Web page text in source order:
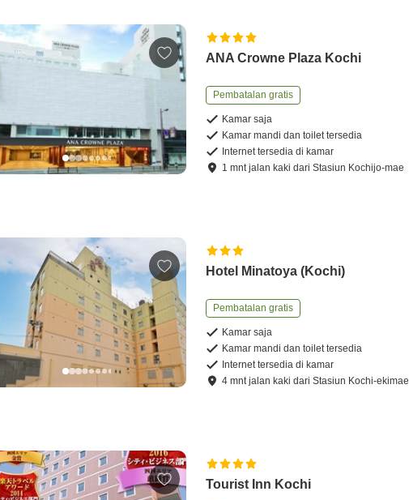
ANA Crowne Plaza Kochi
Pembatalan gratis
Kamar saja
Kamar mandi dan toilet tersedia
Internet tersedia di kamar
1 mntjalan kaki dariStasiun Kochijo-mae
Hotel Minatoya (Kochi)
Pembatalan gratis
Kamar saja
Kamar mandi dan toilet tersedia
Internet tersedia di kamar
4 mntjalan kaki dariStasiun Kochi-ekimae
Tourist Inn Kochi